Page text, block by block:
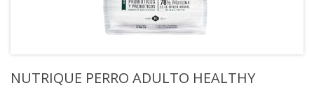
NUTRIQUE PERRO ADULTO HEALTHY